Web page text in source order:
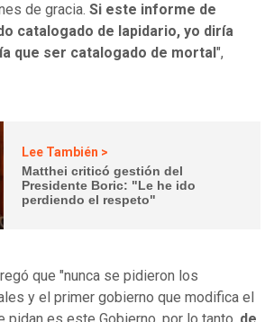
de gracia. Si este informe de
catalogado de lapidario, yo diría
que ser catalogado de mortal ",
Lee También >
Matthei criticó gestión del
Presidente Boric: "Le he ido
perdiendo el respeto"
que "nunca se pidieron los
y el primer gobierno que modifica el